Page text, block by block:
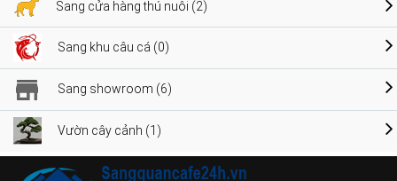
Sang cửa hàng thú nuôi (2)
Sang khu câu cá (0)
Sang showroom (6)
Vườn cây cảnh (1)